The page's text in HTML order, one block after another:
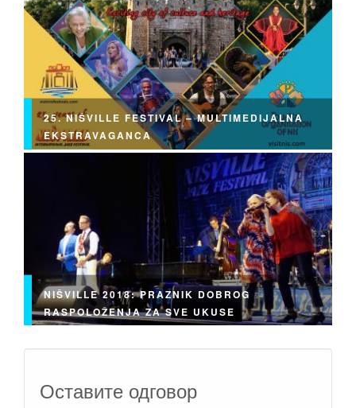
25. NIŠVILLE FESTIVAL – MULTIMEDIJALNA
EKSTRAVAGANCA
NIŠVILLE 2018: PRAZNIK DOBROG
RASPOLOŽENJA ZA SVE UKUSE
Оставите одговор